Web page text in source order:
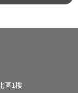
區1樓